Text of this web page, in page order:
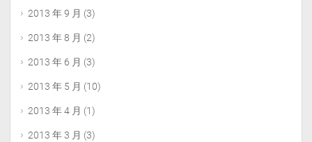
2013 年 9 月 (3)
2013 年 8 月 (2)
2013 年 6 月 (3)
2013 年 5 月 (10)
2013 年 4 月 (1)
2013 年 3 月 (3)